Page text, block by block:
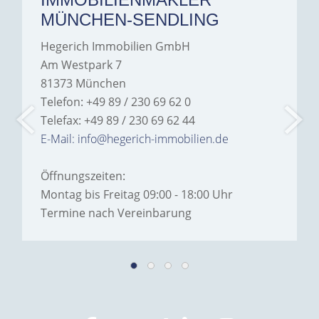
MÜNCHEN-SENDLING
Hegerich Immobilien GmbH
Am Westpark 7
81373 München
Telefon: +49 89 / 230 69 62 0
Telefax: +49 89 / 230 69 62 44
E-Mail: info@hegerich-immobilien.de
Öffnungszeiten:
Montag bis Freitag 09:00 - 18:00 Uhr
Termine nach Vereinbarung